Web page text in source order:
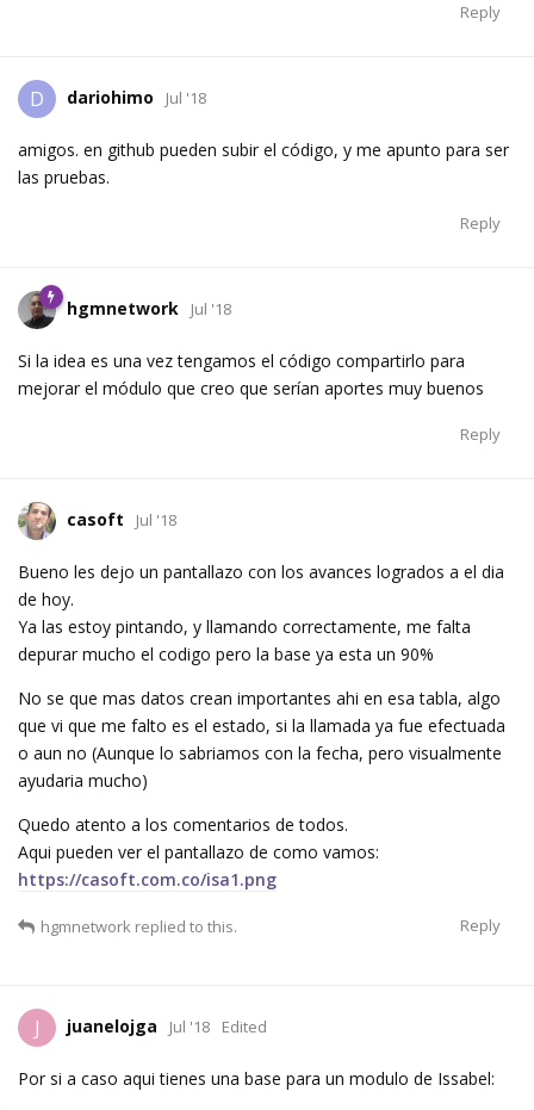
Reply
D dariohimo Jul '18
amigos. en github pueden subir el código, y me apunto para ser
las pruebas.
Reply
hgmnetwork Jul '18
Si la idea es una vez tengamos el código compartirlo para
mejorar el módulo que creo que serían aportes muy buenos
Reply
casoft Jul '18
Bueno les dejo un pantallazo con los avances logrados a el dia
de hoy.
Ya las estoy pintando, y llamando correctamente, me falta
depurar mucho el codigo pero la base ya esta un 90%
No se que mas datos crean importantes ahi en esa tabla, algo
que vi que me falto es el estado, si la llamada ya fue efectuada
o aun no (Aunque lo sabriamos con la fecha, pero visualmente
ayudaria mucho)
Quedo atento a los comentarios de todos.
Aqui pueden ver el pantallazo de como vamos:
https://casoft.com.co/isa1.png
Reply
hgmnetwork replied to this.
J juanelojga Jul '18 Edited
Por si a caso aqui tienes una base para un modulo de Issabel: